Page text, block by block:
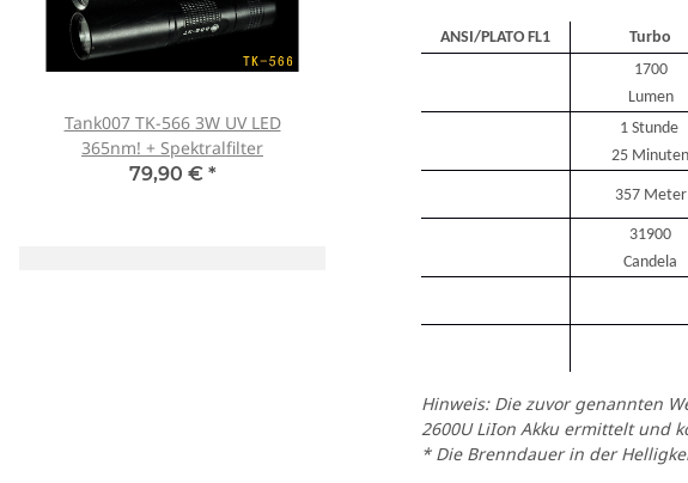
ANSI/PLATO FL1 Turbo
1700
Lumen
1 Stunde
25 Minuten
357 Meter
31900
Candela
Hinweis: Die zuvor genannten
2600U LiIon Akku ermittelt und
* Die Brenndauer in der
Tank007 TK-566 3W UV LED
365nm! + Spektralfilter
79,90 € *
8,00 €*